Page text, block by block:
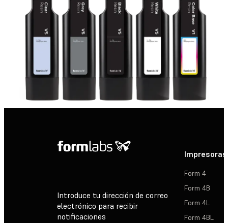
Introduce tu dirección de correo
electrónico para recibir
notificaciones
Impresoras
Form 4
Form 4B
Form 4L
Form 4BL